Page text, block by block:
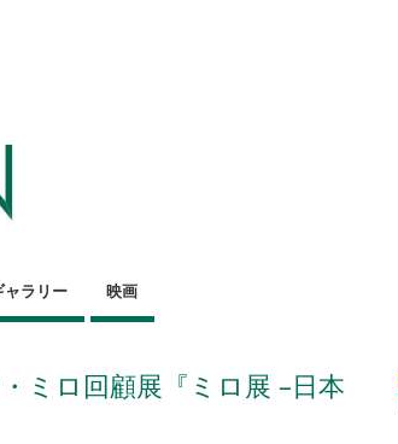
ャラリー 映画
ミロ回顧展『ミロ展 –日本